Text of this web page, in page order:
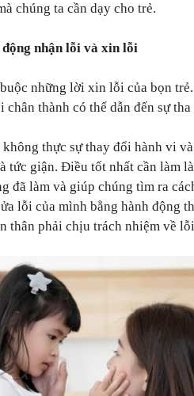
chúng ta cần dạy cho trẻ.
nhận lỗi và xin lỗi
những lời xin lỗi của bọn
thành có thể dẫn đến sự tha
thực sự thay đổi hành vi
tức giận. Điều tốt nhất cần làm
đã làm và giúp chúng tìm ra
lỗi của mình bằng hành động
thân phải chịu trách nhiệm về